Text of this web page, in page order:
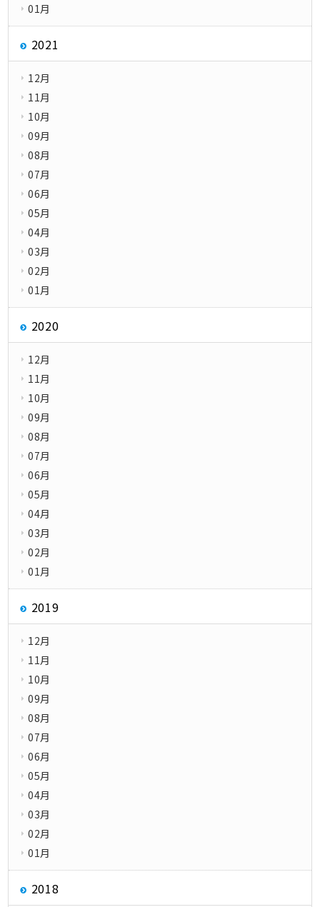
01月
2021
12月
11月
10月
09月
08月
07月
06月
05月
04月
03月
02月
01月
2020
12月
11月
10月
09月
08月
07月
06月
05月
04月
03月
02月
01月
2019
12月
11月
10月
09月
08月
07月
06月
05月
04月
03月
02月
01月
2018